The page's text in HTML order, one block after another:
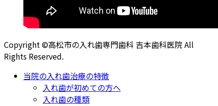
Copyright ©高松市の入れ歯専門歯科 吉本歯科医院 All
Rights Reserved.
当院の入れ歯治療の特徴
入れ歯が初めての方へ
入れ歯の種類